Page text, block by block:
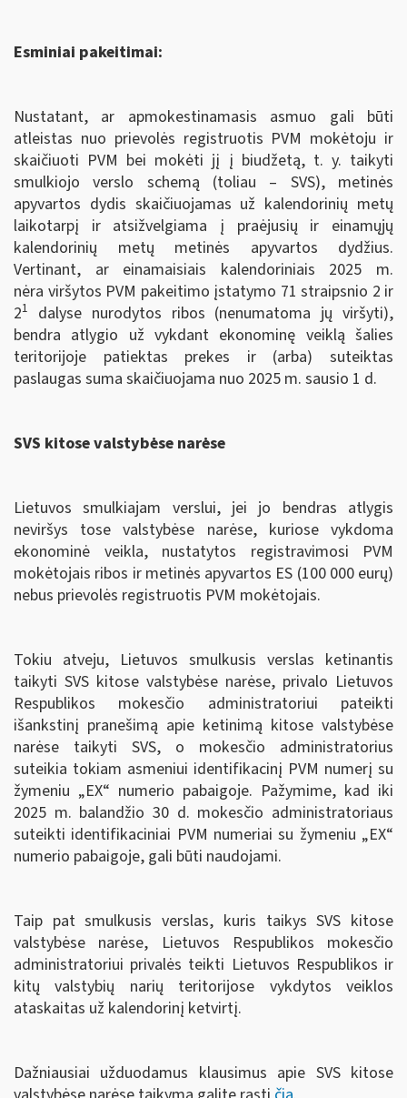
Esminiai pakeitimai:
Nustatant, ar apmokestinamasis asmuo gali būti
atleistas nuo prievolės registruotis PVM mokėtoju ir
skaičiuoti PVM bei mokėti jį į biudžetą, t. y. taikyti
smulkiojo verslo schemą (toliau – SVS), metinės
apyvartos dydis skaičiuojamas už kalendorinių metų
laikotarpį ir atsižvelgiama į praėjusių ir einamųjų
kalendorinių metų metinės apyvartos dydžius.
Vertinant, ar einamaisiais kalendoriniais 2025 m.
nėra viršytos PVM pakeitimo įstatymo 71 straipsnio 2 ir
21
dalyse nurodytos ribos (nenumatoma jų viršyti),
bendra atlygio už vykdant ekonominę veiklą šalies
teritorijoje patiektas prekes ir (arba) suteiktas
paslaugas suma skaičiuojama nuo 2025 m. sausio 1 d.
SVS kitose valstybėse narėse
Lietuvos smulkiajam verslui, jei jo bendras atlygis
neviršys tose valstybėse narėse, kuriose vykdoma
ekonominė veikla, nustatytos registravimosi PVM
mokėtojais ribos ir metinės apyvartos ES (100 000 eurų)
nebus prievolės registruotis PVM mokėtojais.
Tokiu atveju, Lietuvos smulkusis verslas ketinantis
taikyti SVS kitose valstybėse narėse, privalo Lietuvos
Respublikos mokesčio administratoriui pateikti
išankstinį pranešimą apie ketinimą kitose valstybėse
narėse taikyti SVS, o mokesčio administratorius
suteikia tokiam asmeniui identifikacinį PVM numerį su
žymeniu „EX“ numerio pabaigoje. Pažymime, kad iki
2025 m. balandžio 30 d. mokesčio administratoriaus
suteikti identifikaciniai PVM numeriai su žymeniu „EX“
numerio pabaigoje, gali būti naudojami.
Taip pat smulkusis verslas, kuris taikys SVS kitose
valstybėse narėse, Lietuvos Respublikos mokesčio
administratoriui privalės teikti Lietuvos Respublikos ir
kitų valstybių narių teritorijose vykdytos veiklos
ataskaitas už kalendorinį ketvirtį.
Dažniausiai užduodamus klausimus apie SVS kitose